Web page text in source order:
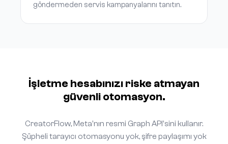
göndermeden servis kampanyalarını tanıtın.
İşletme hesabınızı riske atmayan
güvenli otomasyon.
CreatorFlow, Meta'nın resmi Graph API'sini kullanır.
Şüpheli tarayıcı otomasyonu yok, şifre paylaşımı yok